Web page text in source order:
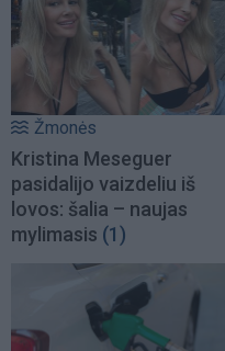
Žmonės
Kristina Meseguer
pasidalijo vaizdeliu iš
lovos: šalia – naujas
mylimasis (1)